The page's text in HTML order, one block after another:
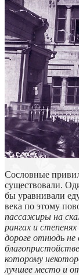
Сословные
существовали.
бы уравнивали
века по этому
пассажиры на
рангах и
дороге отнюдь
которому
лучшее место и